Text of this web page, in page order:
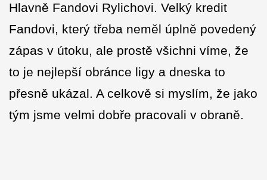
Hlavně Fandovi Rylichovi. Velký kredit
Fandovi, který třeba neměl úplně povedený
zápas v útoku, ale prostě všichni víme, že
to je nejlepší obránce ligy a dneska to
přesně ukázal. A celkově si myslím, že jako
tým jsme velmi dobře pracovali v obraně.